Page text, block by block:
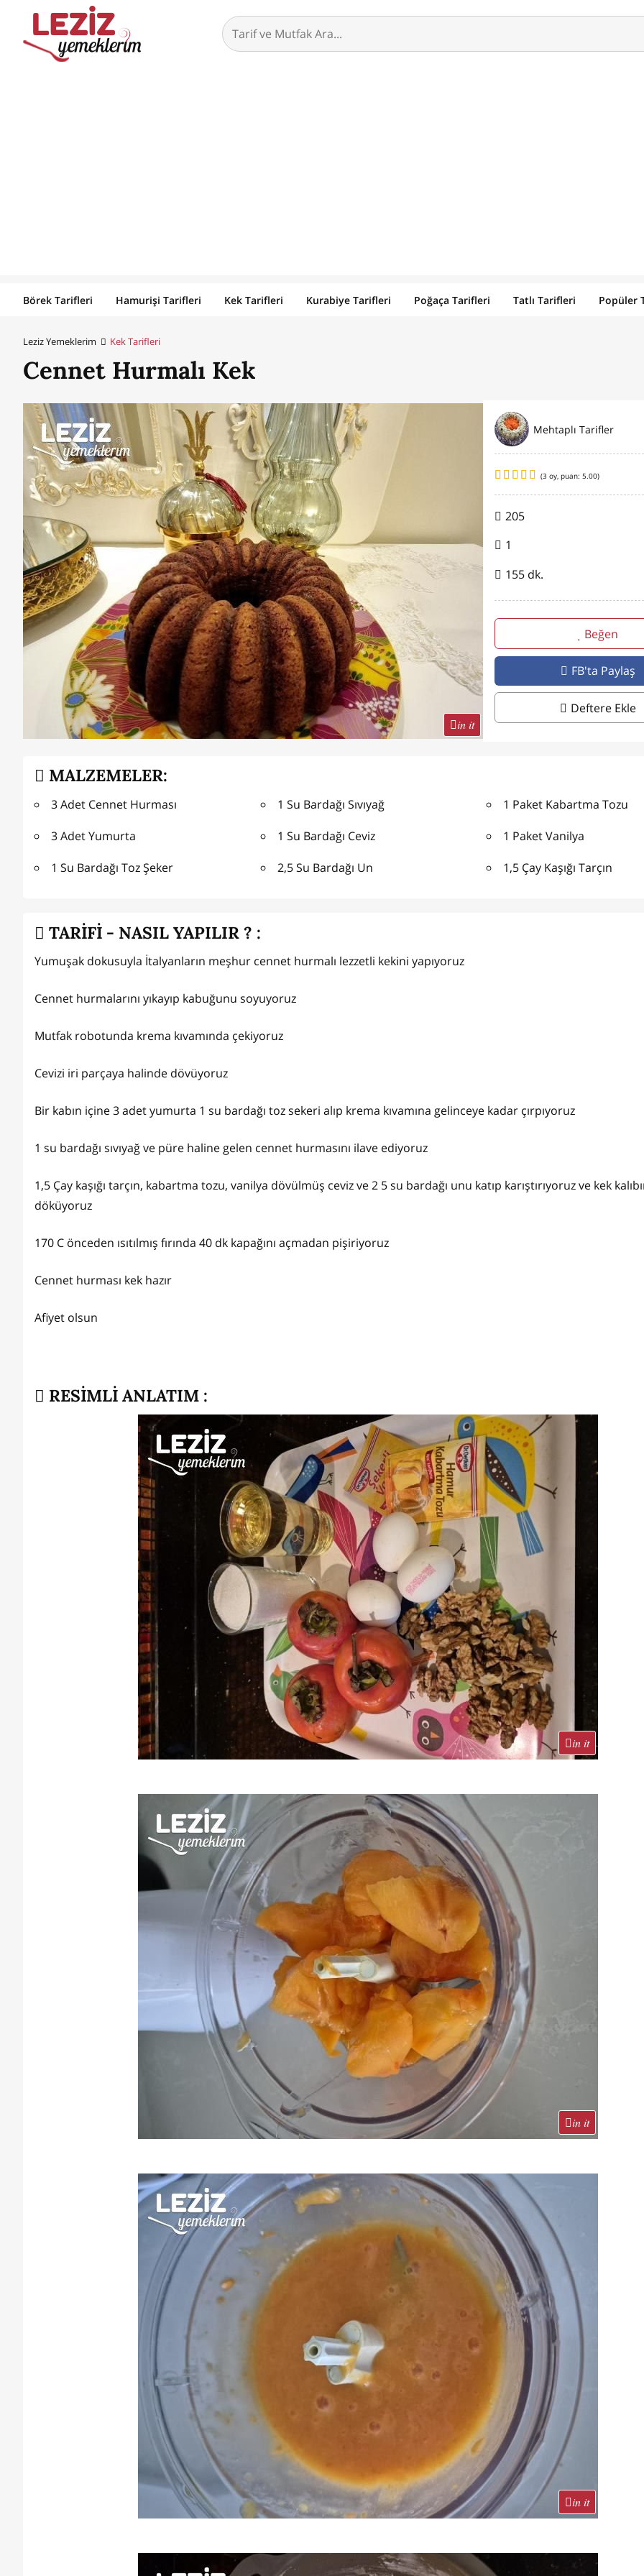
Börek Tarifleri Hamurişi Tarifleri Kek Tarifleri Kurabiye Tarifleri Poğaça Tarifleri Tatlı Tarifleri Popüler
Leziz Yemeklerim Kek Tarifleri
Cennet Hurmalı Kek
in it
Mehtaplı Tarifler
(3 oy, puan: 5.00)
205
1
155 dk.
Beğen
FB'ta Paylaş
Deftere Ekle
MALZEMELER:
3 Adet Cennet Hurması
3 Adet Yumurta
1 Su Bardağı Toz Şeker
1 Su Bardağı Sıvıyağ
1 Su Bardağı Ceviz
2,5 Su Bardağı Un
1 Paket Kabartma Tozu
1 Paket Vanilya
1,5 Çay Kaşığı Tarçın
TARİFİ - NASIL YAPILIR ? :
Yumuşak dokusuyla İtalyanların meşhur cennet hurmalı lezzetli kekini yapıyoruz
Cennet hurmalarını yıkayıp kabuğunu soyuyoruz
Mutfak robotunda krema kıvamında çekiyoruz
Cevizi iri parçaya halinde dövüyoruz
Bir kabın içine 3 adet yumurta 1 su bardağı toz sekeri alıp krema kıvamına gelinceye kadar çırpıyoruz
1 su bardağı sıvıyağ ve püre haline gelen cennet hurmasını ilave ediyoruz
1,5 Çay kaşığı tarçın, kabartma tozu, vanilya dövülmüş ceviz ve 2 5 su bardağı unu katıp karıştırıyoruz ve kek
döküyoruz
170 C önceden ısıtılmış fırında 40 dk kapağını açmadan pişiriyoruz
Cennet hurması kek hazır
Afiyet olsun
RESİMLİ ANLATIM :
in it
in it
in it